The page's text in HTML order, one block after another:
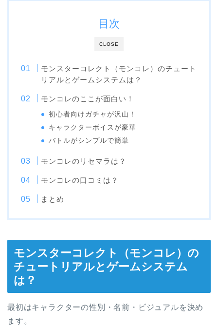
CLOSE
目次
モンスターコレクト（モンコレ）のチュート
リアルとゲームシステムは？
モンコレのここが面白い！
初心者向けガチャが沢山！
キャラクターボイスが豪華
バトルがシンプルで簡単
モンコレのリセマラは？
モンコレの口コミは？
まとめ
モンスターコレクト（モンコレ）の
チュートリアルとゲームシステム
は？
最初はキャラクターの性別・名前・ビジュアルを決め
ます。